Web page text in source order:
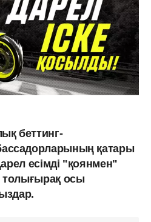
беттинг-
қатары
есімді "қоянмен"
осы